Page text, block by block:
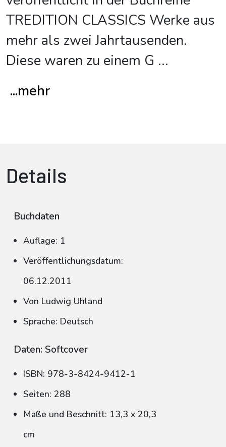
TREDITION CLASSICS Werke aus
mehr als zwei Jahrtausenden.
Diese waren zu einem G ...
...mehr
Details
Buchdaten
Auflage: 1
Veröffentlichungsdatum:
06.12.2011
Von Ludwig Uhland
Sprache: Deutsch
Daten: Softcover
ISBN: 978-3-8424-9412-1
Seiten: 288
Maße und Beschnitt: 13,3 x 20,3
cm